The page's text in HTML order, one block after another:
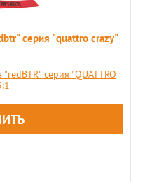
серия "quattro crazy"
серия "QUATTRO